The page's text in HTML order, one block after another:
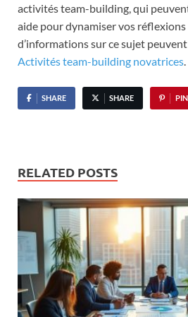
activités team-building, qui
aide pour dynamiser vos
d’informations sur ce sujet
Activités team-building novatrices.
SHARE SHARE
RELATED POSTS